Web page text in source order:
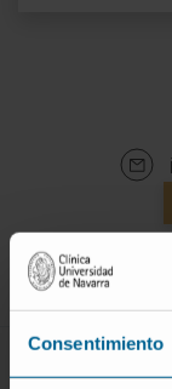
Consentimiento